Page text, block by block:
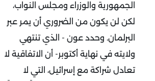
الجمهورية والوزراء ومجلس النواب،
لكن لن يكون من الضروري أن يمر عبر
البرلمان. وحدد عون - الذي تنتهي
ولايته في نهاية أكتوبر- أن الاتفاقية لا
تعادل شراكة مع إسرائيل، التي لا